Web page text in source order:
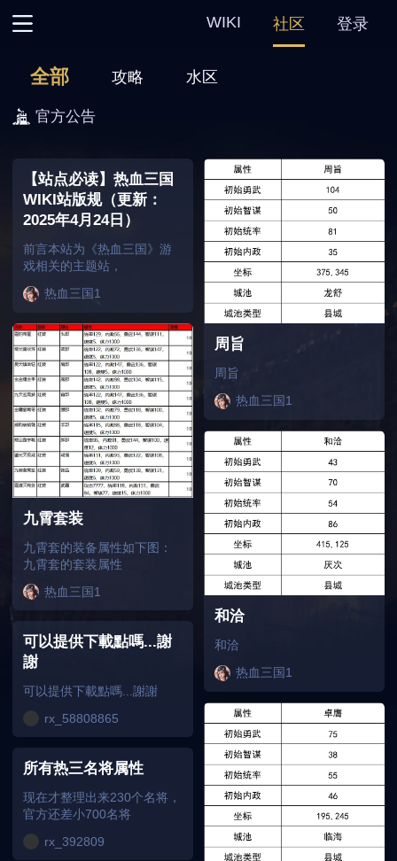
WIKI 社区 登录
热血三国3
热血三国复刻
全部 攻略 水区
官方公告
【站点必读】热血三国
WIKI站版规（更新：
2025年4月24日）
前言本站为《热血三国》游
戏相关的主题站，
热血三国1
九霄套装
九霄套的装备属性如下图：
九霄套的套装属性
热血三国1
可以提供下載點嗎...謝
謝
可以提供下載點嗎...謝謝
rx_58808865
所有热三名将属性
现在才整理出来230个名将，
官方还差小700名将
rx_392809
周旨
周旨
热血三国1
和洽
和洽
热血三国1